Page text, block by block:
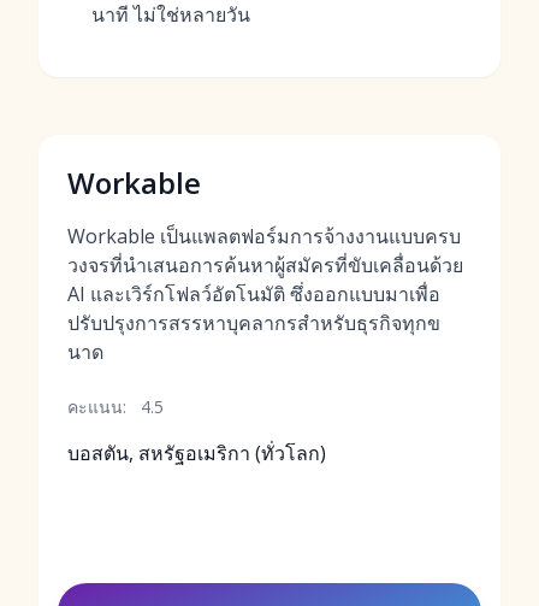
นาที ไม่ใช่หลายวัน
Workable
Workable เป็นแพลตฟอร์มการจ้างงานแบบครบ
วงจรที่นำเสนอการค้นหาผู้สมัครที่ขับเคลื่อนด้วย
AI และเวิร์กโฟลว์อัตโนมัติ ซึ่งออกแบบมาเพื่อ
ปรับปรุงการสรรหาบุคลากรสำหรับธุรกิจทุกข
นาด
คะแนน: 4.5
บอสตัน, สหรัฐอเมริกา (ทั่วโลก)